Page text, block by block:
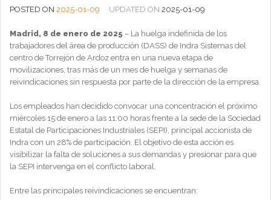
POSTED ON 2025-01-09 UPDATED ON 2025-01-09
Madrid, 8 de enero de 2025 – La huelga indefinida de los
trabajadores del área de producción (DASS) de Indra Sistemas del
centro de Torrejón de Ardoz entra en una nueva etapa de
movilizaciones, tras más de un mes de huelga y semanas de
reivindicaciones sin respuesta por parte de la dirección de la empresa.
Los empleados han decidido convocar una concentración el próximo
miércoles 15 de enero a las 11:00 horas frente a la sede de la Sociedad
Estatal de Participaciones Industriales (SEPI), principal accionista de
Indra con un 28% de participación. El objetivo de esta acción es
visibilizar la falta de soluciones a sus demandas y presionar para que
la SEPI intervenga en el conflicto laboral.
Entre las principales reivindicaciones se encuentran: